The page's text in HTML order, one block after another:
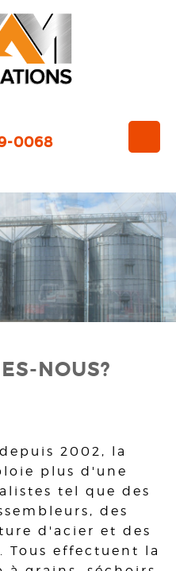
0068
NOUS?
2002, la
plus d'une
tel que des
des
d'acier et des
Tous effectuent la